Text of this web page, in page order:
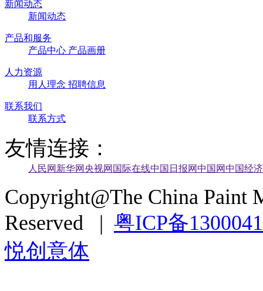
新闻动态
新闻动态
产品和服务
产品中心 产品画册
人力资源
用人理念 招聘信息
联系我们
联系方式
友情连接：
人民网 新华网央视网 国际在线中国日报网中国网中国经
Copyright@The China Paint
Reserved | 粤ICP备
悦创意体